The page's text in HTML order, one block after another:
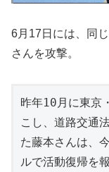
6月17日には、同
さんを攻撃。
昨年10月に東京
こし、道路交通
た藤本さんは、
ルで活動復帰を